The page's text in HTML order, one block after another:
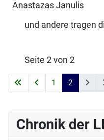
Anastazas Janulis
und andere tragen
Seite 2 von 2
1 2
Chronik der